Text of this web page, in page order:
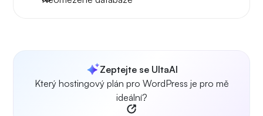
Zeptejte se UltaAI
Který hostingový plán pro WordPress je pro mě
ideální?